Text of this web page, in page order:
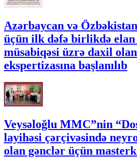
Azərbaycan və
üçün ilk dəfə birlikdə
müsabiqəsi üzrə daxil
ekspertizasına başlanılıb
Veysəloğlu MMC”nin
layihəsi çərçivəsində
olan gənclər üçün